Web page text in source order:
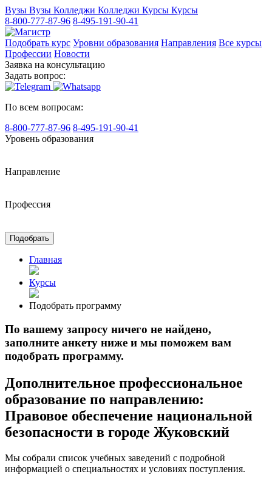
Вузы Вузы Колледжи Колледжи Курсы Курсы
8-800-777-87-96 8-495-191-90-41
Подобрать курс Уровни образования Направления Все курсы
Профессии Новости
Заявка на консультацию
Задать вопрос:
По всем вопросам:
8-800-777-87-96 8-495-191-90-41
Уровень образования
Направление
Профессия
Подобрать
Главная
Курсы
Подобрать программу
По вашему запросу ничего не найдено,
заполните анкету ниже и мы поможем вам
подобрать программу.
Дополнительное профессиональное
образование по направлению:
Правовое обеспечение национальной
безопасности в городе Жуковский
Мы собрали список учебных заведений с подробной
информацией о специальностях и условиях поступления.